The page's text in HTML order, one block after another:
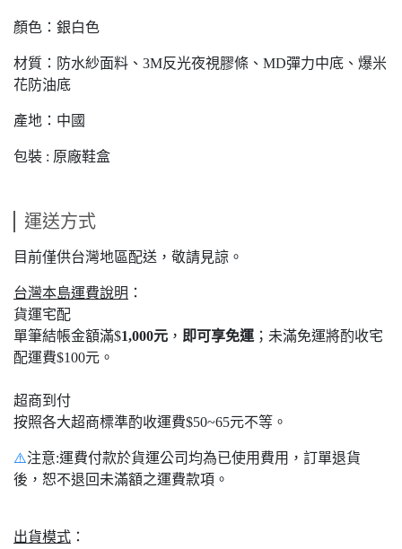
顏色：銀白色
材質：防水紗面料、3M反光夜視膠條、MD彈力中底、爆米
花防油底
產地：中國
包裝 : 原廠鞋盒
運送方式
目前僅供台灣地區配送，敬請見諒。
台灣本島運費說明 ：
貨運宅配
單筆結帳金額滿$1,000元 ， 即可享免運 ；未滿免運將酌收宅
配運費$100元。
超商到付
按照各大超商標準酌收運費$50~65元不等。
⚠️注意:運費付款於貨運公司均為已使用費用，訂單退貨
後，恕不退回未滿額之運費款項。
出貨模式 ：